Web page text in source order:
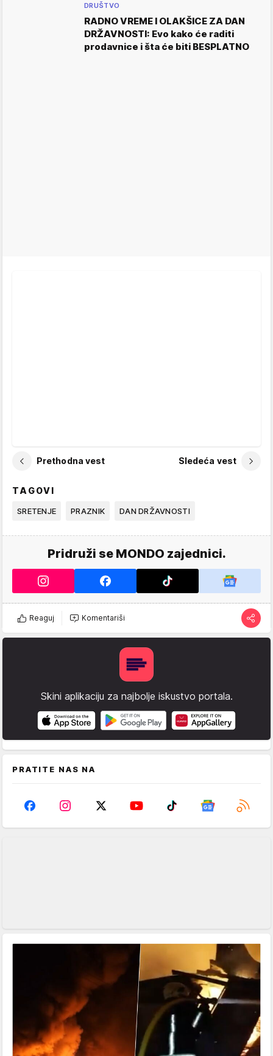
DRUŠTVO
RADNO VREME I OLAKŠICE ZA DAN
DRŽAVNOSTI: Evo kako će raditi
prodavnice i šta će biti BESPLATNO
Prethodna vest Sledeća vest
TAGOVI
SRETENJE PRAZNIK DAN DRŽAVNOSTI
Pridruži se MONDO zajednici.
Reaguj Komentariši
Skini aplikaciju za najbolje iskustvo portala.
PRATITE NAS NA